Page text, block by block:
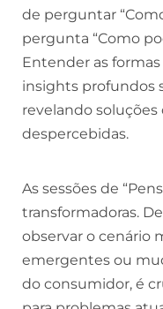
de perguntar
pergunta “Como
Entender as
insights profundos
revelando
despercebidas.
As sessões de
transformadoras.
observar o cenário
emergentes ou
do consumidor, é